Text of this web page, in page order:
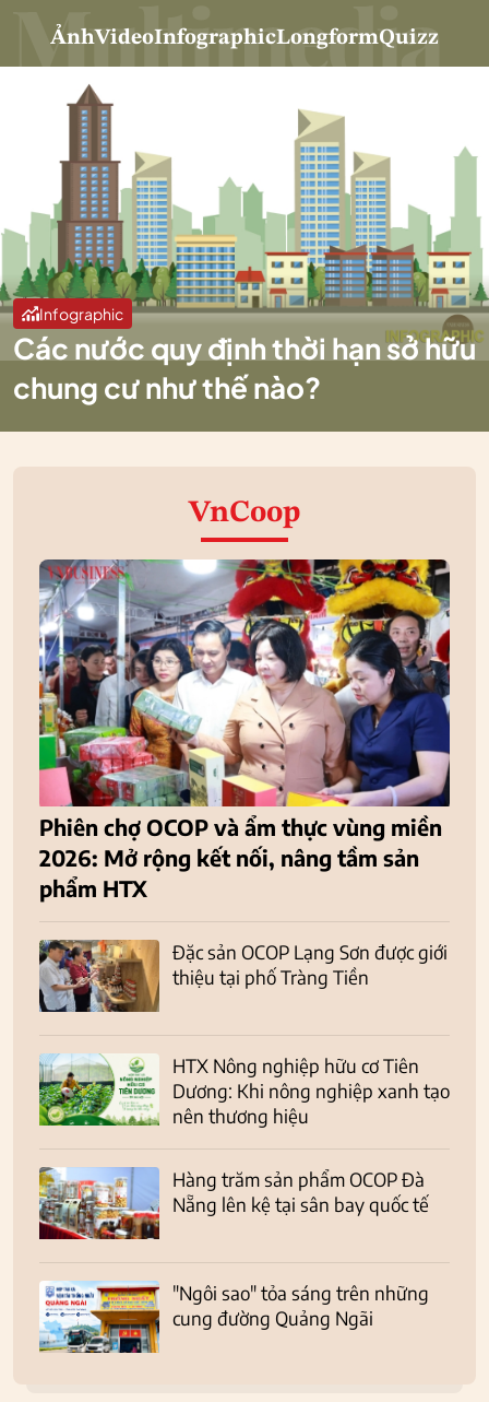
ẢnhVideoInfographicLongformQuizz
Infographic
Các nước quy định thời hạn sở hữu
chung cư như thế nào?
VnCoop
Phiên chợ OCOP và ẩm thực vùng miền
2026: Mở rộng kết nối, nâng tầm sản
phẩm HTX
Đặc sản OCOP Lạng Sơn được giới
thiệu tại phố Tràng Tiền
HTX Nông nghiệp hữu cơ Tiên
Dương: Khi nông nghiệp xanh tạo
nên thương hiệu
Hàng trăm sản phẩm OCOP Đà
Nẵng lên kệ tại sân bay quốc tế
"Ngôi sao" tỏa sáng trên những
cung đường Quảng Ngãi